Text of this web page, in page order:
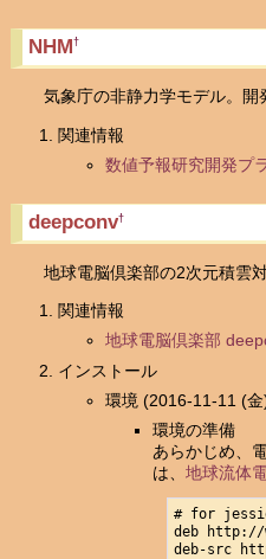
NHM†
気象庁の非静力学モデル。開
関連情報
数値予報研究開発プ
deepconv†
地球電脳倶楽部の2次元積雲
関連情報
地球電脳倶楽部
インストール
環境 (2016-11-11 (
環境の準備
あらかじめ、
は、 地球流体
# for
deb http://
deb-src